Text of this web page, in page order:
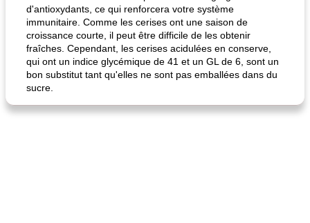
fiesta tostadas le méga's jopp joes
d'antioxydants, ce qui renforcera votre système
immunitaire. Comme les cerises ont une saison de
croissance courte, il peut être difficile de les obtenir
fraîches. Cependant, les cerises acidulées en conserve,
qui ont un indice glycémique de 41 et un GL de 6, sont un
bon substitut tant qu'elles ne sont pas emballées dans du
sucre.